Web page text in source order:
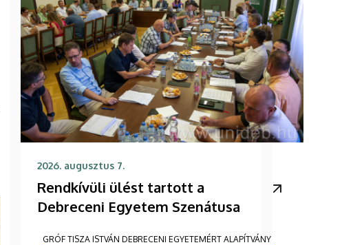
2026. augusztus 7.
Rendkívüli ülést tartott a
Debreceni Egyetem Szenátusa
GRÓF TISZA ISTVÁN DEBRECENI EGYETEMÉRT ALAPÍTVÁNY